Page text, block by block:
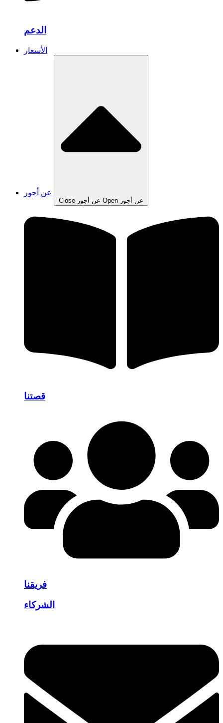
الدعم
الأسعار
Close عن أجور Open عن أجور
قصتنا
فريقنا
الشركاء